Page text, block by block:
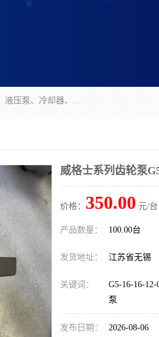
无锡凯乐福智能科技有限公司主营产品：打包机油泵、风冷式油冷却器、液压阀、液压泵、冷却器、过滤器及气动元器件。公司主导生产齿轮泵、齿轮马达、液压阀等产品。共计100多个系列、3000余种规格。覆盖了液压系统的动力元件、控制元件和执行元件，具备较强的成套供货、服务能力。
威格士系列齿轮泵
价格： 350.00 元/
产品数量： 100.00台
发货地址： 江苏省无锡
关键词：
G5-16-16-
泵
发布日期： 2026-08-06